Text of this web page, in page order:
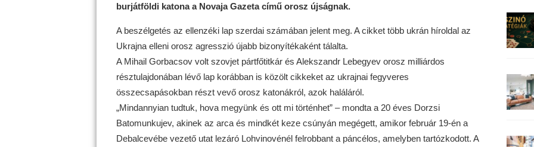
burjátföldi katona a Novaja Gazeta című orosz újságnak.
A beszélgetés az ellenzéki lap szerdai számában jelent meg. A cikket több ukrán híroldal az
Ukrajna elleni orosz agresszió újabb bizonyítékaként tálalta.
A Mihail Gorbacsov volt szovjet pártfőtitkár és Alekszandr Lebegyev orosz milliárdos
résztulajdonában lévő lap korábban is közölt cikkeket az ukrajnai fegyveres
összecsapásokban részt vevő orosz katonákról, azok haláláról.
„Mindannyian tudtuk, hova megyünk és ott mi történhet” – mondta a 20 éves Dorzsi
Batomunkujev, akinek az arca és mindkét keze csúnyán megégett, amikor február 19-én a
Debalcevébe vezető utat lezáró Lohvinovénél felrobbant a páncélos, amelyben tartózkodott. A